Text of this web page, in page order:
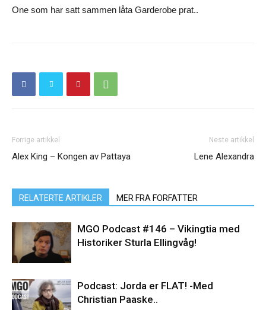
One som har satt sammen låta Garderobe prat..
Forrige artikkel
Alex King – Kongen av Pattaya
Neste artikkel
Lene Alexandra
RELATERTE ARTIKLER MER FRA FORFATTER
MGO Podcast #146 – Vikingtia med
Historiker Sturla Ellingvåg!
Podcast: Jorda er FLAT! -Med
Christian Paaske..